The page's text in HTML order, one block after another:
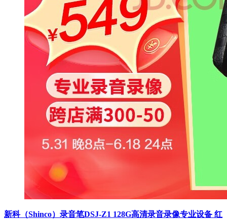
新科（Shinco）录音笔DSJ-Z1 128G高清录音录像专业设备 红